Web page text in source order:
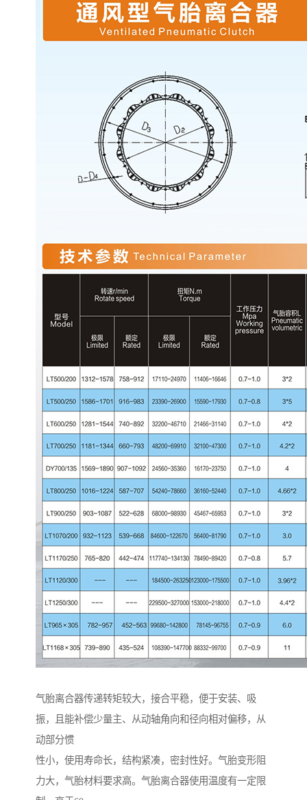
气胎离合器传递转矩较大，接合平稳，便于安装、吸
振，且能补偿少量主、从动轴角向和径向相对偏移，从
动部分惯
性小，使用寿命长，结构紧凑，密封性好。气胎变形阻
力大，气胎材料要求高。气胎离合器使用温度有一定限